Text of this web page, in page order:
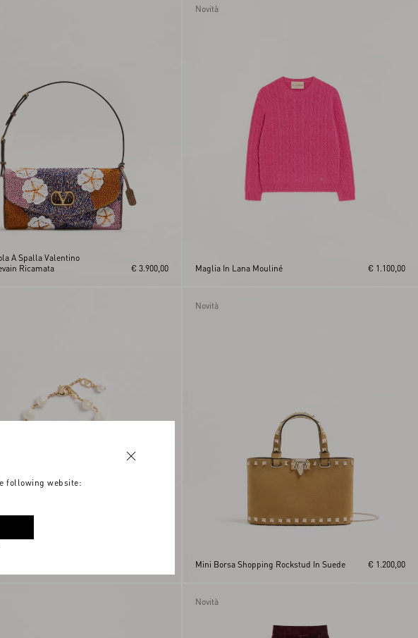
A Spalla Valentino
Ricamata
€ 3.900,00
Novità
Maglia In Lana Mouliné € 1.100,00
Novità
Mini Borsa Shopping Rockstud In Suede € 1.200,00
Novità
following website: